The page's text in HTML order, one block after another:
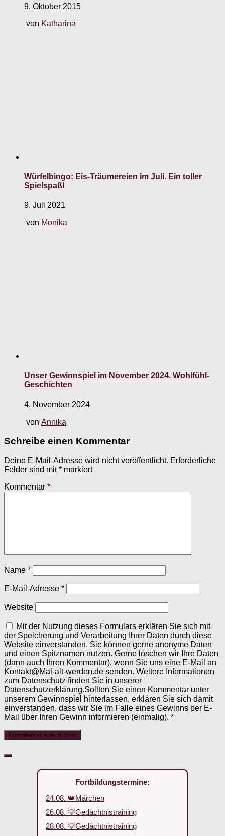
9. Oktober 2015
von Katharina
Würfelbingo: Eis-Träumereien im Juli. Ein toller
Spielspaß!
9. Juli 2021
von Monika
Unser Gewinnspiel im November 2024. Wohlfühl-
Geschichten
4. November 2024
von Annika
Schreibe einen Kommentar
Deine E-Mail-Adresse wird nicht veröffentlicht. Erforderliche
Felder sind mit* markiert
Kommentar *
Name *
E-Mail-Adresse *
Website
Mit der Nutzung dieses Formulars erklären Sie sich mit
der Speicherung und Verarbeitung Ihrer Daten durch diese
Website einverstanden. Sie können gerne anonyme Daten
und einen Spitznamen nutzen. Gerne löschen wir Ihre Daten
(dann auch Ihren Kommentar), wenn Sie uns eine E-Mail an
Kontakt@Mal-alt-werden.de senden. Weitere Informationen
zum Datenschutz finden Sie in unserer
Datenschutzerklärung.Sollten Sie einen Kommentar unter
unserem Gewinnspiel hinterlassen, erklären Sie sich damit
einverstanden, dass wir Sie im Falle eines Gewinns per E-
Mail über Ihren Gewinn informieren (einmalig). *
Fortbildungstermine:
24.08. 👑Märchen
26.08. 💡Gedächtnistraining
28.08. 💡Gedächtnistraining